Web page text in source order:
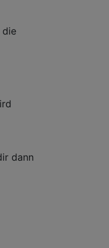
die
dann